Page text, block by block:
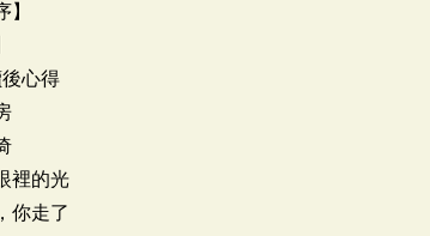
心得
裡的光
你走了